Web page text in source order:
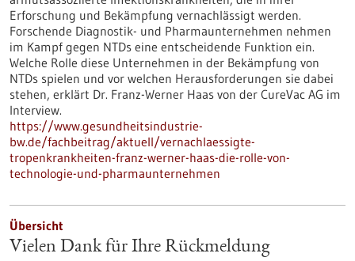
Erforschung und Bekämpfung vernachlässigt werden.
Forschende Diagnostik- und Pharmaunternehmen nehmen
im Kampf gegen NTDs eine entscheidende Funktion ein.
Welche Rolle diese Unternehmen in der Bekämpfung von
NTDs spielen und vor welchen Herausforderungen sie dabei
stehen, erklärt Dr. Franz-Werner Haas von der CureVac AG im
Interview.
https://www.gesundheitsindustrie-
bw.de/fachbeitrag/aktuell/vernachlaessigte-
tropenkrankheiten-franz-werner-haas-die-rolle-von-
technologie-und-pharmaunternehmen
Übersicht
Vielen Dank für Ihre Rückmeldung